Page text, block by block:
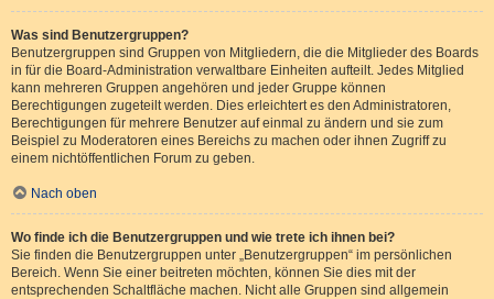
Was sind Benutzergruppen?
Benutzergruppen sind Gruppen von Mitgliedern, die die Mitglieder des Boards
in für die Board-Administration verwaltbare Einheiten aufteilt. Jedes Mitglied
kann mehreren Gruppen angehören und jeder Gruppe können
Berechtigungen zugeteilt werden. Dies erleichtert es den Administratoren,
Berechtigungen für mehrere Benutzer auf einmal zu ändern und sie zum
Beispiel zu Moderatoren eines Bereichs zu machen oder ihnen Zugriff zu
einem nichtöffentlichen Forum zu geben.
Nach oben
Wo finde ich die Benutzergruppen und wie trete ich ihnen bei?
Sie finden die Benutzergruppen unter „Benutzergruppen“ im persönlichen
Bereich. Wenn Sie einer beitreten möchten, können Sie dies mit der
entsprechenden Schaltfläche machen. Nicht alle Gruppen sind allgemein